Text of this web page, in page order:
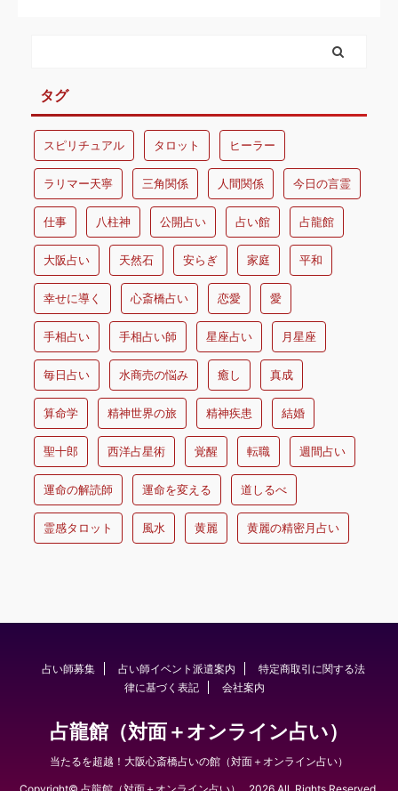
タグ
スピリチュアル タロット ヒーラー
ラリマー天寧 三角関係 人間関係 今日の言霊
仕事 八柱神 公開占い 占い館 占龍館
大阪占い 天然石 安らぎ 家庭 平和
幸せに導く 心斎橋占い 恋愛 愛
手相占い 手相占い師 星座占い 月星座
毎日占い 水商売の悩み 癒し 真成
算命学 精神世界の旅 精神疾患 結婚
聖十郎 西洋占星術 覚醒 転職 週間占い
運命の解読師 運命を変える 道しるべ
霊感タロット 風水 黄麗 黄麗の精密月占い
占い師募集 占い師イベント派遣案内
特定商取引に関する法
律に基づく表記
会社案内
占龍館（対面＋オンライン占い）
当たるを超越！大阪心斎橋占いの館（対面＋オンライン占い）